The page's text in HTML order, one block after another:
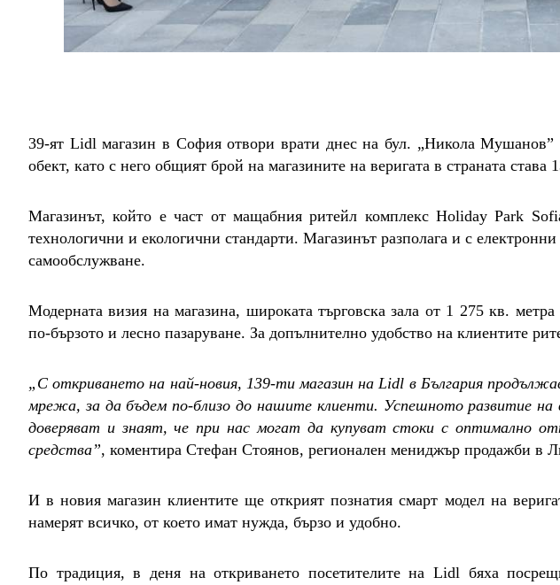
39-ят Lidl магазин в София отвори врати днес на бул. „Никола
обект, като с него общият брой на магазините на веригата в страната става
Магазинът, който е част от мащабния ритейл комплекс Holiday Park
технологични и екологични стандарти. Магазинът разполага и с
самообслужване.
Модерната визия на магазина, широката търговска зала от 1 275 кв.
по-бързото и лесно пазаруване. За допълнително удобство на клиентите
„С откриването на най-новия, 139-ти магазин на Lidl в България
мрежа, за да бъдем по-близо до нашите клиенти. Успешното развитие на
доверяват и знаят, че при нас могат да купуват стоки с оптимално
средства”, коментира Стефан Стоянов, регионален мениджър продажби в
И в новия магазин клиентите ще открият познатия смарт модел на
намерят всичко, от което имат нужда, бързо и удобно.
По традиция, в деня на откриването посетителите на Lidl бяха